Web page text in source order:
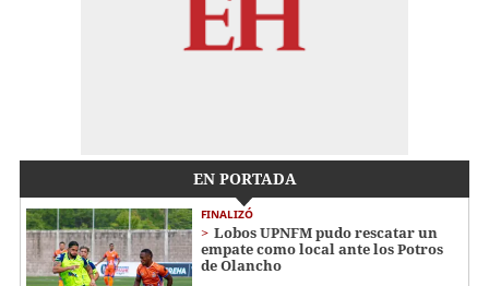
EN PORTADA
FINALIZÓ
Lobos UPNFM pudo rescatar un
empate como local ante los Potros
de Olancho